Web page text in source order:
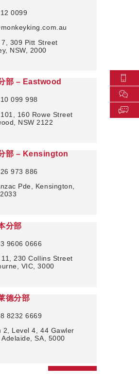
0099
7, 309 Pitt Street
NSW, 2000
部 – Eastwood
099 998
160 Rowe Street
NSW 2122
部 – Kensington
973 886
Pde, Kensington,
分部
9606 0666
11, 230 Collins Street
VIC, 3000
德分部
8232 6669
2, Level 4,44 Gawler
Adelaide, SA, 5000